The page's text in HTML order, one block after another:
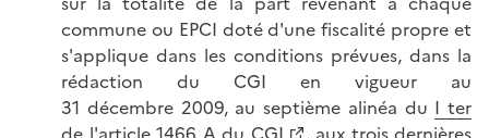
commune ou EPCI doté d'une fiscalité propre et
s'applique dans les conditions prévues, dans la
rédaction du CGI en vigueur au
31 décembre 2009, au septième alinéa du I ter